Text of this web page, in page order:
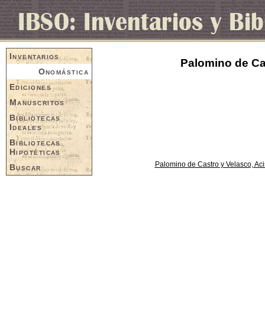
Inventarios
Onomástica
Ediciones
Manuscritos
Bibliotecas
Ideales
Bibliotecas
Hipotéticas
Buscar
Palomino de
Palomino de Castro y Velasco,